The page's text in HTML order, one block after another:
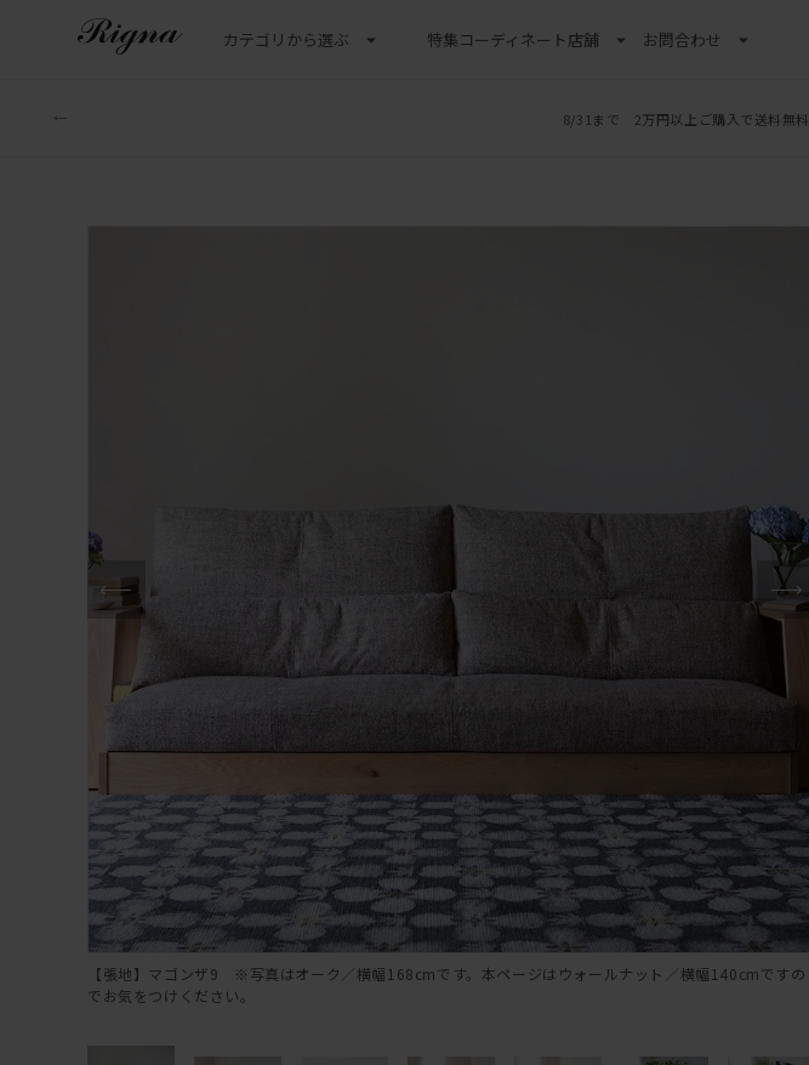
カテゴリから選ぶ 特集コーディネート店舗 お問合わせ
8/31まで 2万円以上ご購入で送料無料
【張地】マゴンザ9 ※写真はオーク／横幅168cmです。本ページはウォールナット／横幅140cmですの
でお気をつけください。